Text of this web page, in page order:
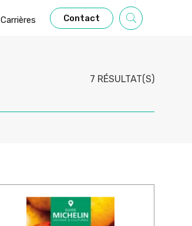
Carrières Contact
7 RÉSULTAT(S)